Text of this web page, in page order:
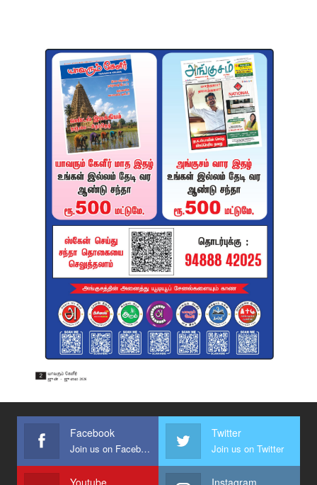
Facebook
Join us on Facebook
Twitter
Join us on Twitter
Youtube Instagram